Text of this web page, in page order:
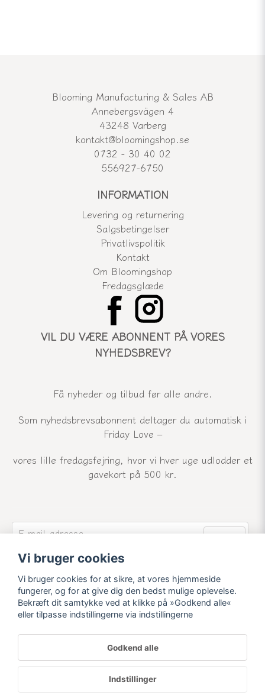
Blooming Manufacturing & Sales AB
Annebergsvägen 4
43248 Varberg
kontakt@bloomingshop.se
0732 - 30 40 02
556927-6750
INFORMATION
Levering og returnering
Salgsbetingelser
Privatlivspolitik
Kontakt
Om Bloomingshop
Fredagsglæde
VIL DU VÆRE ABONNENT PÅ VORES
NYHEDSBREV?
Få nyheder og tilbud før alle andre.
Som nyhedsbrevsabonnent deltager du automatisk i
Friday Love –
vores lille fredagsfejring, hvor vi hver uge udlodder et
gavekort på 500 kr.
emailE-mail-adresse
Tilmeld dig vores nyhedsbrev og modtag vores
seneste nyheder og tilbud.
Powered by Nyehandel AB
Vi bruger cookies
Vi bruger cookies for at sikre, at vores hjemmeside
fungerer, og for at give dig den bedst mulige oplevelse.
Bekræft dit samtykke ved at klikke på »Godkend alle«
eller tilpasse indstillingerne via indstillingerne
Godkend alle
Indstillinger